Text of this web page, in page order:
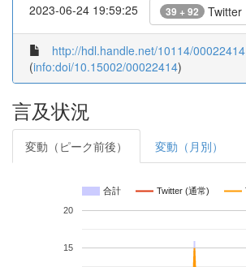
2023-06-24 19:59:25 39 + 92 Twitter
http://hdl.handle.net/10114/00022414
(info:doi/10.15002/00022414)
言及状況
変動（ピーク前後） 変動（月別）
合計 Twitter (通常)
15
20